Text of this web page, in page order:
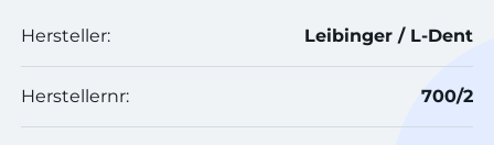
Hersteller: Leibinger / L-Dent
Herstellernr: 700/2